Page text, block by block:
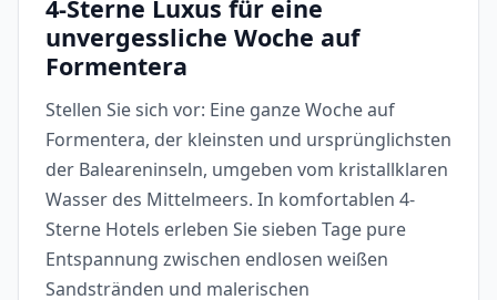
4-Sterne Luxus für eine
unvergessliche Woche auf
Formentera
Stellen Sie sich vor: Eine ganze Woche auf
Formentera, der kleinsten und ursprünglichsten
der Baleareninseln, umgeben vom kristallklaren
Wasser des Mittelmeers. In komfortablen 4-
Sterne Hotels erleben Sie sieben Tage pure
Entspannung zwischen endlosen weißen
Sandstränden und malerischen